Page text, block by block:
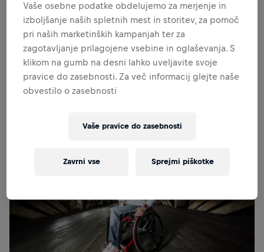
Ste se kdaj vprašali, kdo najhitreje preteče maraton?
Oseba na invalidskem vozičku ali tekač? Brez dvoma je to:
oseba na invalidskem vozičku. In to z veliko prednostjo.
Svetovni rekord v maratonu na invalidskem vozičku s
časom 1:17:47 je postavil ŠvicarMarcel Hug novembra
2021. Za primerjavo:Eliud Kipchoge
Vaše osebne podatke obdelujemo za merjenje in
izboljšanje naših spletnih mest in storitev, za pomoč
pri naših marketinških kampanjah ter za
zagotavljanje prilagojene vsebine in oglaševanja. S
klikom na gumb na desni lahko uveljavite svoje
pravice do zasebnosti. Za več informacij glejte naše
obvestilo o zasebnosti
Vaše pravice do zasebnosti
Zavrni vse Sprejmi piškotke